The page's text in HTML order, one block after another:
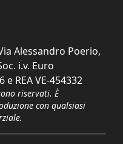
Alessandro Poerio,
i.v. Euro
e REA VE-454332
riservati. È
con qualsiasi